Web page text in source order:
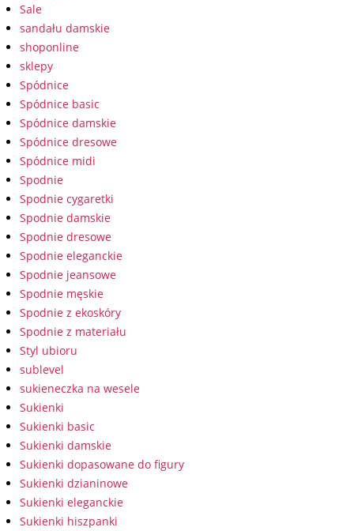
Sale
sandału damskie
shoponline
sklepy
Spódnice
Spódnice basic
Spódnice damskie
Spódnice dresowe
Spódnice midi
Spodnie
Spodnie cygaretki
Spodnie damskie
Spodnie dresowe
Spodnie eleganckie
Spodnie jeansowe
Spodnie męskie
Spodnie z ekoskóry
Spodnie z materiału
Styl ubioru
sublevel
sukieneczka na wesele
Sukienki
Sukienki basic
Sukienki damskie
Sukienki dopasowane do figury
Sukienki dzianinowe
Sukienki eleganckie
Sukienki hiszpanki